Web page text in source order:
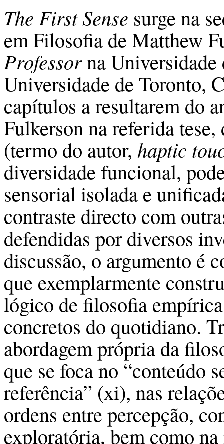
The First Sense surge na
em Filosofia de Matthew
Professorna Universidade
Universidade de Toronto,
capítulos a resultarem do
Fulkerson na referida
(termo do autor, haptic
diversidade funcional,
sensorial isolada e
contraste directo com
defendidas por diversos
discussão, o argumento é
que exemplarmente
lógico de filosofia
concretos do quotidiano.
abordagem própria da
que se foca no “conteúdo
referência” (xi), nas
ordens entre percepção,
exploratória, bem como